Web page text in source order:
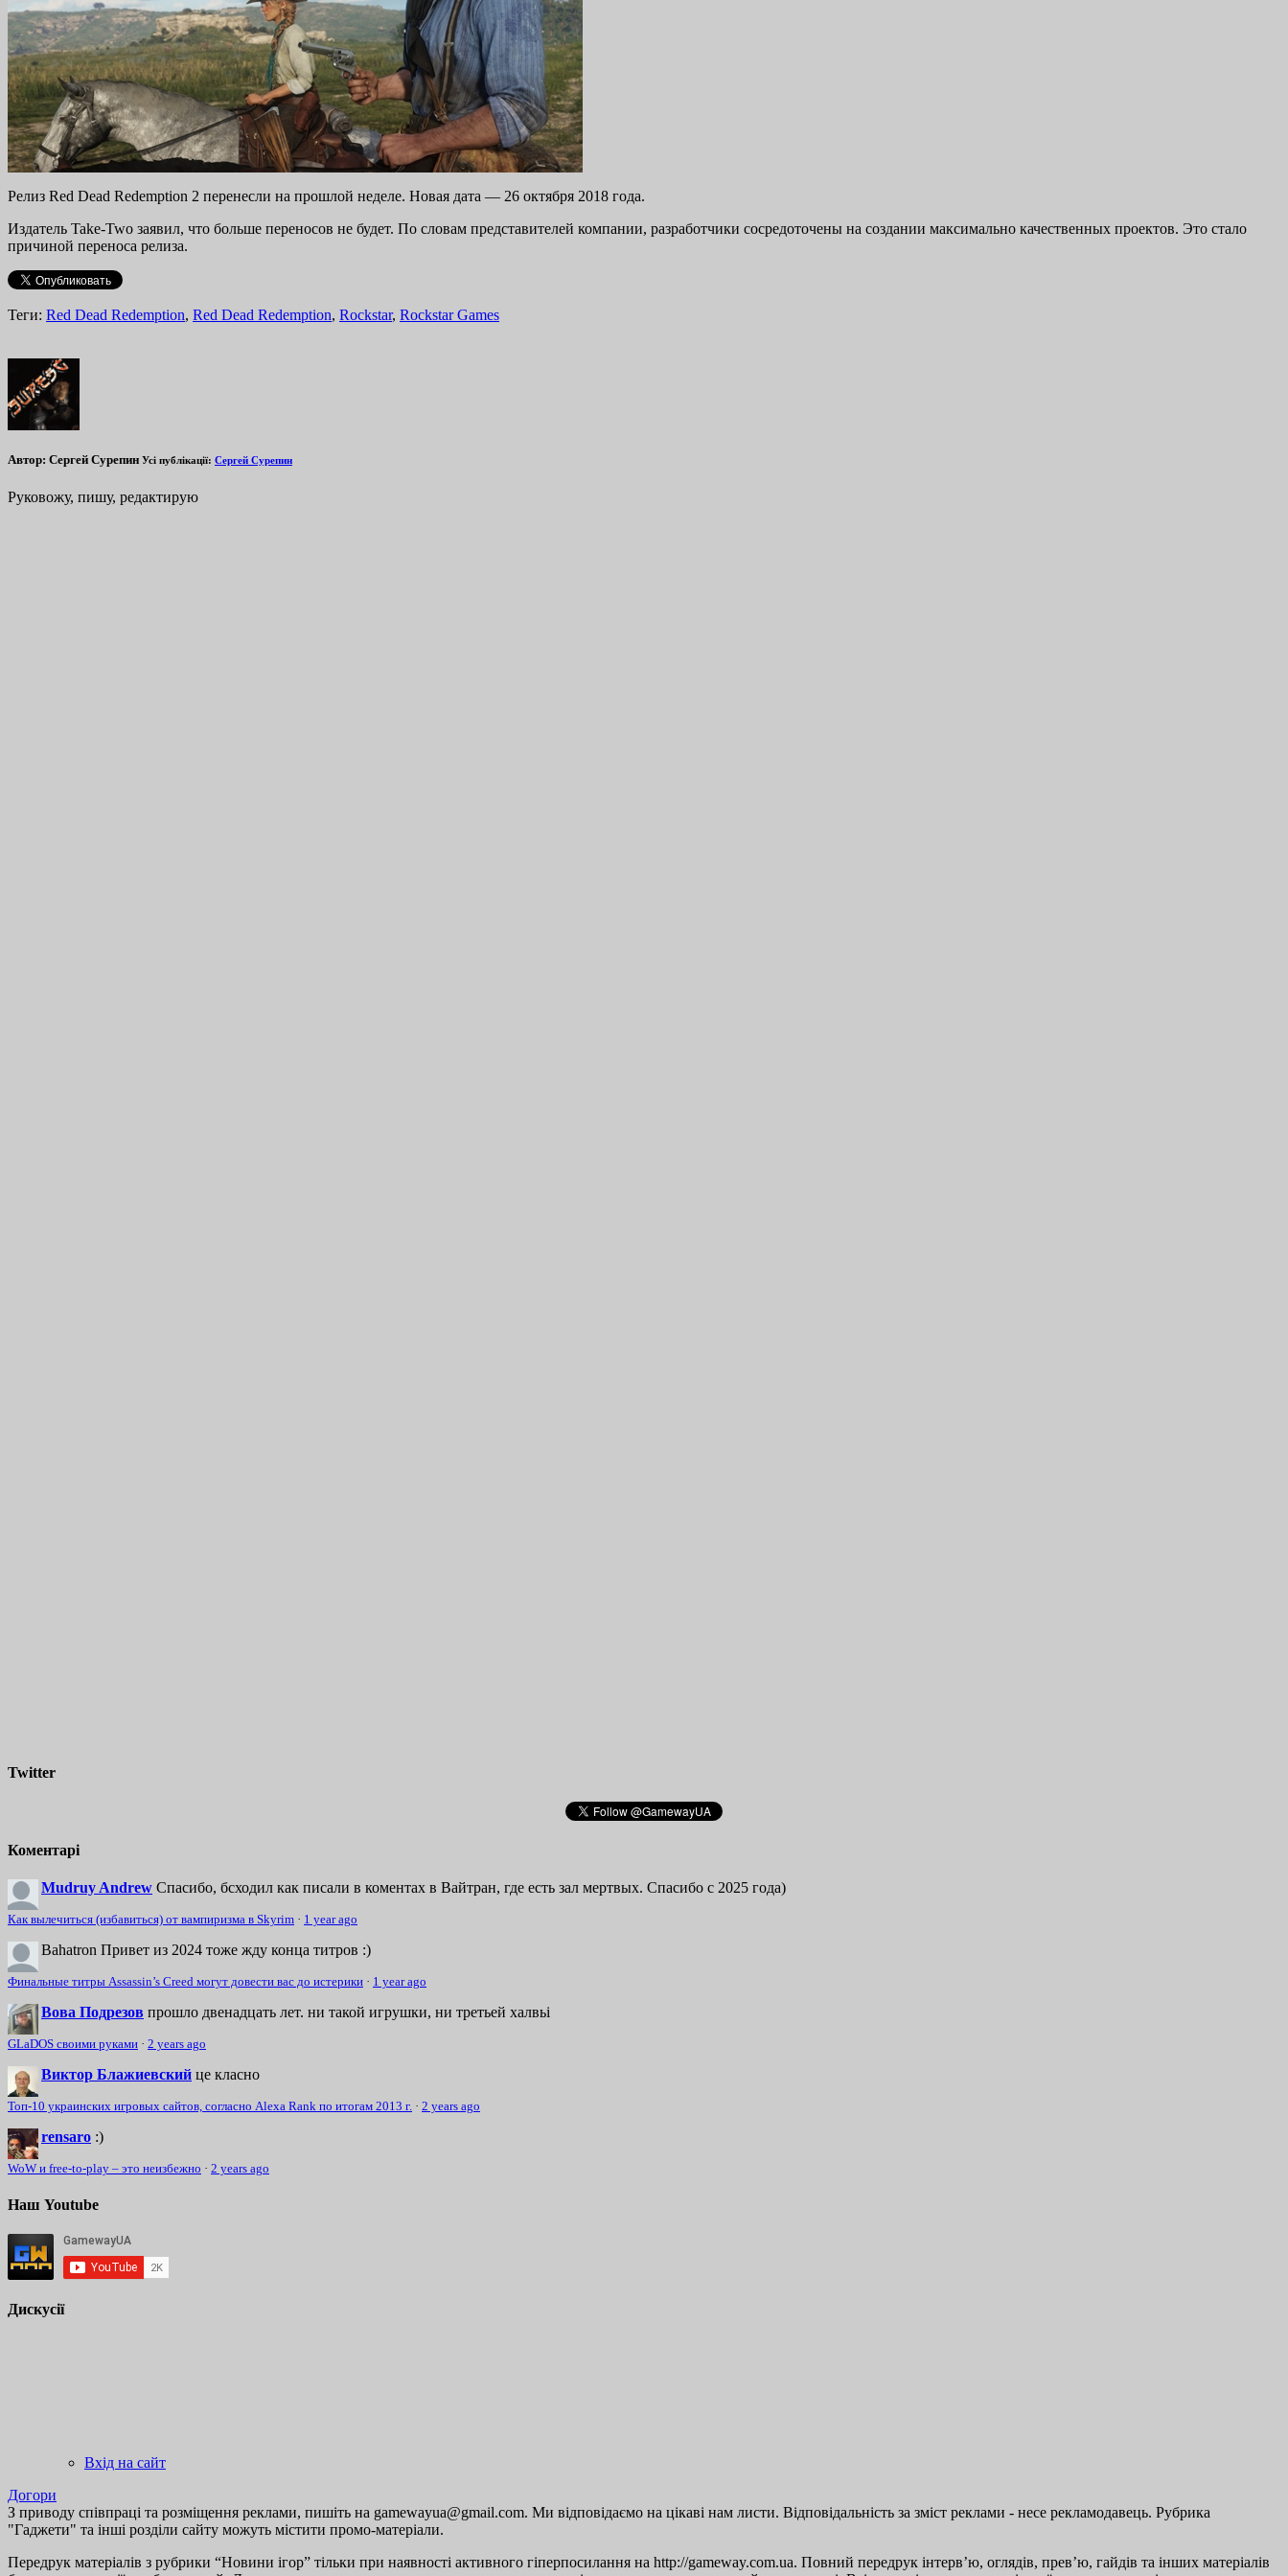
Релиз Red Dead Redemption 2 перенесли на прошлой неделе. Новая дата — 26 октября 2018 года.
Издатель Take-Two заявил, что больше переносов не будет. По словам представителей компании, разработчики сосредоточены на создании максимально качественных проектов. Это стало
причиной переноса релиза.
Теги: Red Dead Redemption, Red Dead Redemption, Rockstar, Rockstar Games
Автор: Сергей Сурепин Усі публікації: Сергей Сурепин
Руковожу, пишу, редактирую
Twitter
Коментарі
Mudruy Andrew Спасибо, бсходил как писали в коментах в Вайтран, где есть зал мертвых. Спасибо с 2025 года)
Как вылечиться (избавиться) от вампиризма в Skyrim · 1 year ago
Bahatron Привет из 2024 тоже жду конца титров :)
Финальные титры Assassin’s Creed могут довести вас до истерики · 1 year ago
Вова Подрезов прошло двенадцать лет. ни такой игрушки, ни третьей халвьі
GLaDOS своими руками · 2 years ago
Виктор Блажиевский це класно
Топ-10 украинских игровых сайтов, согласно Alexa Rank по итогам 2013 г. · 2 years ago
rensaro :)
WoW и free-to-play – это неизбежно · 2 years ago
Наш Youtube
Дискусії
Вхід на сайт
Догори
З приводу співпраці та розміщення реклами, пишіть на gamewayua@gmail.com. Ми відповідаємо на цікаві нам листи. Відповідальність за зміст реклами - несе рекламодавець. Рубрика
"Гаджети" та інші розділи сайту можуть містити промо-матеріали.
Передрук матеріалів з рубрики “Новини ігор” тільки при наявності активного гіперпосилання на http://gameway.com.ua. Повний передрук інтерв’ю, оглядів, прев’ю, гайдів та інших матеріалів